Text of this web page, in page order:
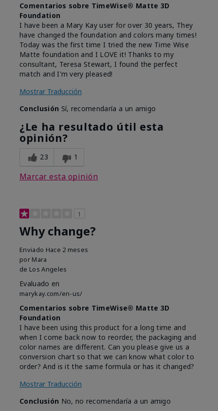
Comentarios sobre TimeWise® Matte 3D
Foundation
I have been a Mary Kay user for over 30 years, They
have changed the foundation and colors many times!
Today was the first time I tried the new Time Wise
Matte foundation and I LOVE it! Thanks to my
consultant, Teresa Stewart, I found the perfect
match and I'm very pleased!
Mostrar Traducción
Conclusión Sí, recomendaría a un amigo
¿Le ha resultado útil esta
opinión?
23 1
Marcar esta opinión
1
Why change?
Enviado Hace 2 meses
por Mara
de Los Angeles
Evaluado en
marykay.com/en-us/
Comentarios sobre TimeWise® Matte 3D
Foundation
I have been using this product for a long time and
when I come back now to reorder, the packaging and
color names are different. Can you please give us a
conversion chart so that we can know what color to
order? And is it the same formula or has it changed?
Mostrar Traducción
Conclusión No, no recomendaría a un amigo